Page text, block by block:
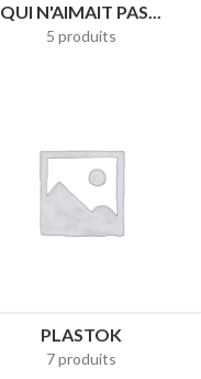
QUI N'AIMAIT PAS...
5 produits
PLASTOK
7 produits